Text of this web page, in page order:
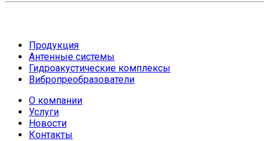
Продукция
Антенные системы
Гидроакустические комплексы
Вибропреобразователи
О компании
Услуги
Новости
Контакты